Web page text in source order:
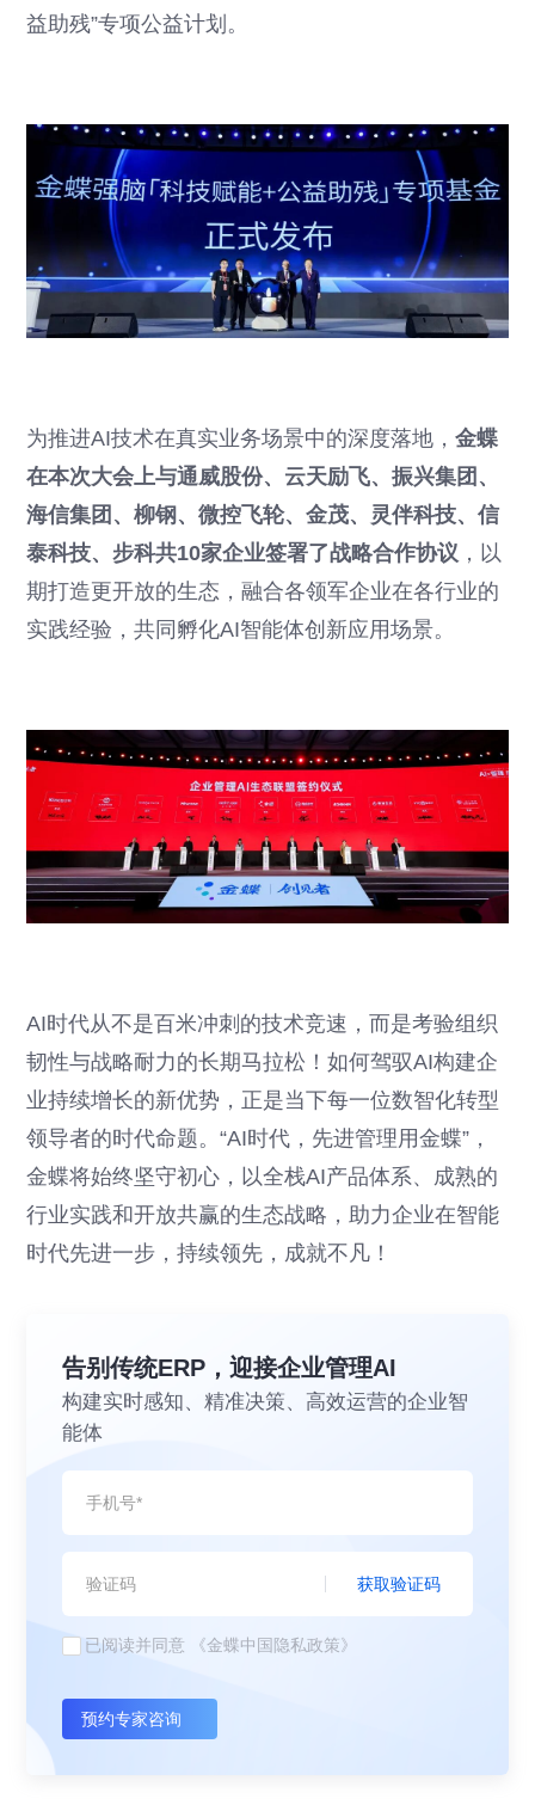
益助残”专项公益计划。
为推进AI技术在真实业务场景中的深度落地，金蝶
在本次大会上与通威股份、云天励飞、振兴集团、
海信集团、柳钢、微控飞轮、金茂、灵伴科技、信
泰科技、步科共10家企业签署了战略合作协议 ，以
期打造更开放的生态，融合各领军企业在各行业的
实践经验，共同孵化AI智能体创新应用场景。
AI时代从不是百米冲刺的技术竞速，而是考验组织
韧性与战略耐力的长期马拉松！如何驾驭AI构建企
业持续增长的新优势，正是当下每一位数智化转型
领导者的时代命题。“AI时代，先进管理用金蝶”，
金蝶将始终坚守初心，以全栈AI产品体系、成熟的
行业实践和开放共赢的生态战略，助力企业在智能
时代先进一步，持续领先，成就不凡！
告别传统ERP，迎接企业管理AI
构建实时感知、精准决策、高效运营的企业智
能体
获取验证码
已阅读并同意 《金蝶中国隐私政策》
预约专家咨询